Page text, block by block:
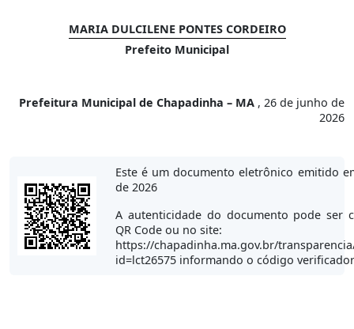
MARIA DULCILENE PONTES CORDEIRO
Prefeito Municipal
Prefeitura Municipal de Chapadinha – MA , 26 de junho de
2026
Este é um documento eletrônico emitido
de 2026
A autenticidade do documento pode ser
QR Code ou no site:
https://chapadinha.ma.gov.br/
id=lct26575 informando o código